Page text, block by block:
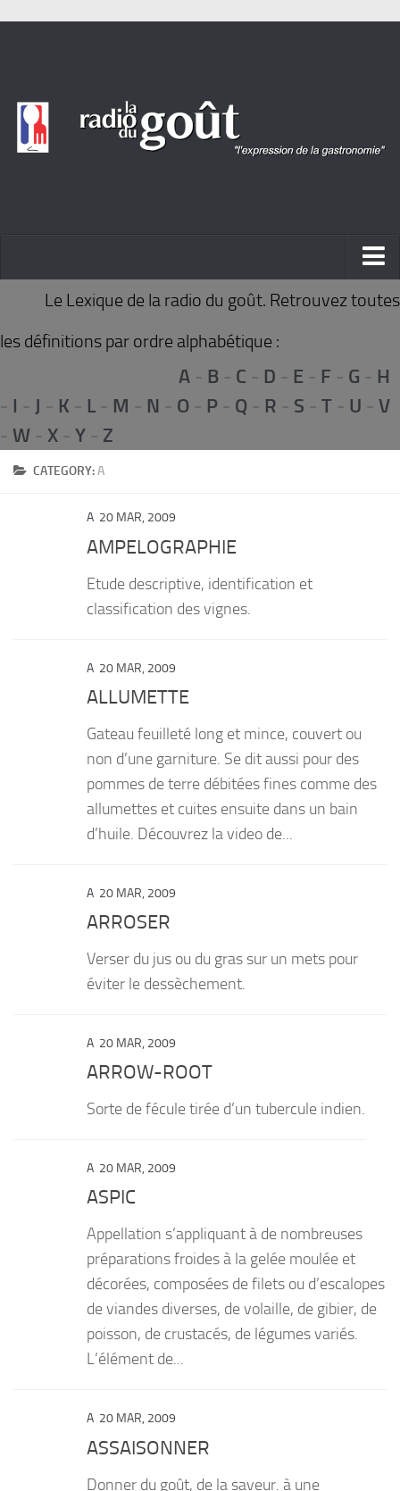
ACTUALITÉ
LIVRES
PRODUITS
RECETTES
Desserts
Le Lexique de la radio du goût. Retrouvez toutes
les définitions par ordre alphabétique :
A - B - C - D - E - F - G - H
- I - J - K - L - M - N - O - P - Q - R - S - T - U - V
- W - X - Y - Z
CATEGORY:A
A 20 MAR, 2009
AMPELOGRAPHIE
Etude descriptive, identification et
classification des vignes.
A 20 MAR, 2009
ALLUMETTE
Gateau feuilleté long et mince, couvert ou
non d’une garniture. Se dit aussi pour des
pommes de terre débitées fines comme des
allumettes et cuites ensuite dans un bain
d’huile. Découvrez la video de...
A 20 MAR, 2009
ARROSER
Verser du jus ou du gras sur un mets pour
éviter le dessèchement.
A 20 MAR, 2009
ARROW-ROOT
Sorte de fécule tirée d’un tubercule indien.
A 20 MAR, 2009
ASPIC
Appellation s’appliquant à de nombreuses
préparations froides à la gelée moulée et
décorées, composées de filets ou d’escalopes
de viandes diverses, de volaille, de gibier, de
poisson, de crustacés, de légumes variés.
L’élément de...
A 20 MAR, 2009
ASSAISONNER
Donner du goût, de la saveur. à une